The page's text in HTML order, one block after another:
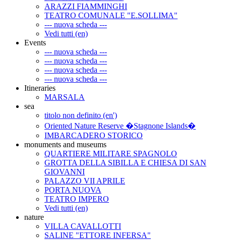
ARAZZI FIAMMINGHI
TEATRO COMUNALE "E.SOLLIMA"
--- nuova scheda ---
Vedi tutti (en)
Events
--- nuova scheda ---
--- nuova scheda ---
--- nuova scheda ---
--- nuova scheda ---
Itineraries
MARSALA
sea
titolo non definito (en')
Oriented Nature Reserve �Stagnone Islands�
IMBARCADERO STORICO
monuments and museums
QUARTIERE MILITARE SPAGNOLO
GROTTA DELLA SIBILLA E CHIESA DI SAN
GIOVANNI
PALAZZO VII APRILE
PORTA NUOVA
TEATRO IMPERO
Vedi tutti (en)
nature
VILLA CAVALLOTTI
SALINE "ETTORE INFERSA"